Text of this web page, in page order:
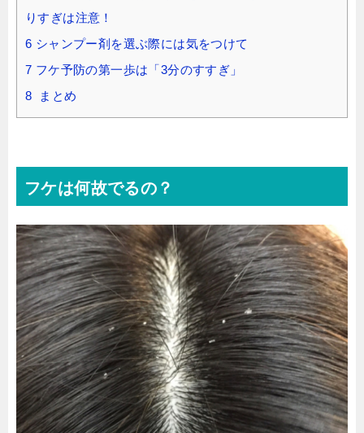
りすぎは注意！
6 シャンプー剤を選ぶ際には気をつけて
7 フケ予防の第一歩は「3分のすすぎ」
8 まとめ
フケは何故でるの？